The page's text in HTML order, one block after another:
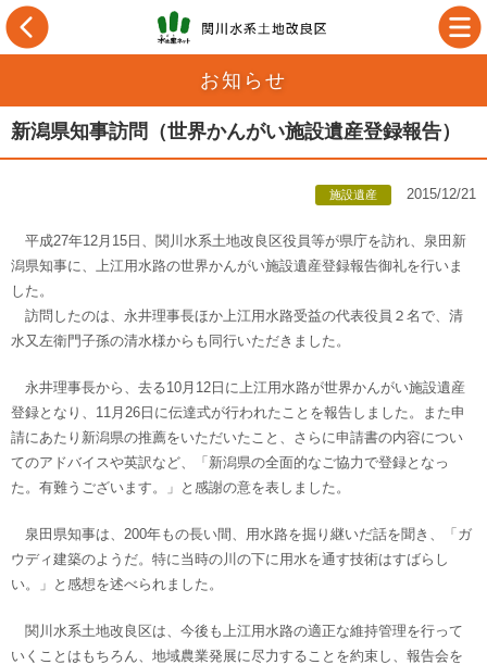
お知らせ
新潟県知事訪問（世界かんがい施設遺産登録報告）
施設遺産 2015/12/21
平成27年12月15日、関川水系土地改良区役員等が県庁を訪れ、泉田新
潟県知事に、上江用水路の世界かんがい施設遺産登録報告御礼を行いま
した。
訪問したのは、永井理事長ほか上江用水路受益の代表役員２名で、清
水又左衛門子孫の清水様からも同行いただきました。
永井理事長から、去る10月12日に上江用水路が世界かんがい施設遺産
登録となり、11月26日に伝達式が行われたことを報告しました。また申
請にあたり新潟県の推薦をいただいたこと、さらに申請書の内容につい
てのアドバイスや英訳など、「新潟県の全面的なご協力で登録となっ
た。有難うございます。」と感謝の意を表しました。
泉田県知事は、200年もの長い間、用水路を掘り継いだ話を聞き、「ガ
ウディ建築のようだ。特に当時の川の下に用水を通す技術はすばらし
い。」と感想を述べられました。
関川水系土地改良区は、今後も上江用水路の適正な維持管理を行って
いくことはもちろん、地域農業発展に尽力することを約束し、報告会を